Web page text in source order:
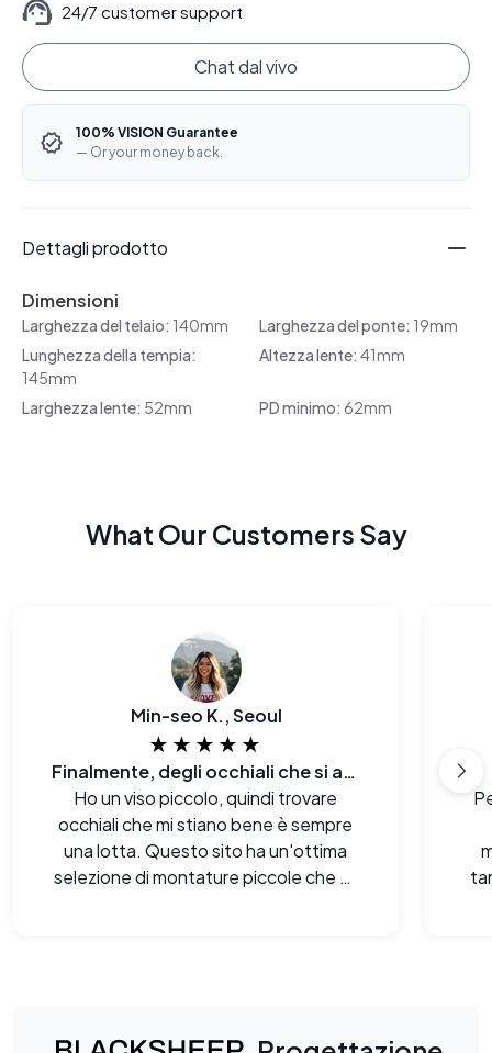
24/7 customer support
Chat dal vivo
100% VISION Guarantee
— Or your money back.
Dettagli prodotto
Dimensioni
Larghezza del telaio: 140mm Larghezza del ponte: 19mm
Lunghezza della tempia:
145mm
Altezza lente: 41mm
Larghezza lente: 52mm PD minimo: 62mm
What Our Customers Say
Min-seo K., Seoul
★★★★★
Finalmente, degli occhiali che si adattano al mio viso E al mio budget.
Ho un viso piccolo, quindi trovare
occhiali che mi stiano bene è sempre
una lotta. Questo sito ha un'ottima
selezione di montature piccole che mi